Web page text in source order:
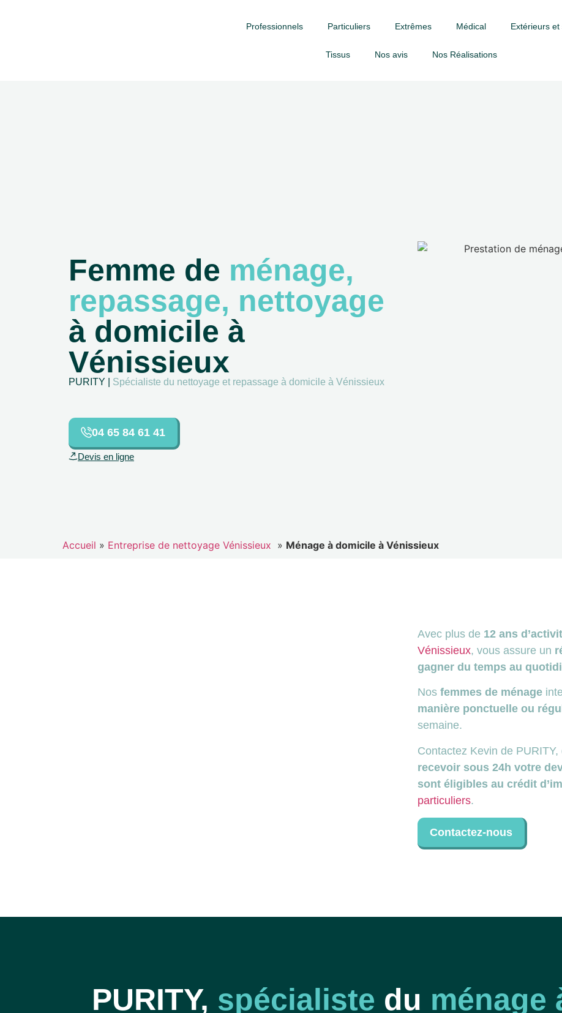
Professionnels Particuliers Extrêmes Médical Extérieurs et
Tissus Nos avis Nos Réalisations
Femme de ménage,
repassage, nettoyage
à domicile à
Vénissieux
PURITY | Spécialiste du nettoyage et repassage à domicile à Vénissieux
04 65 84 61 41
Devis en ligne
Accueil » Entreprise de nettoyage Vénissieux » Ménage à domicile à Vénissieux
Avec plus de 12 ans
Vénissieux, vous assure un
gagner du temps au
Nos femmes de ménage
manière ponctuelle ou
semaine.
Contactez Kevin de
recevoir sous 24h votre
sont éligibles au crédit
particuliers.
Contactez-nous
PURITY, spécialiste du ménage